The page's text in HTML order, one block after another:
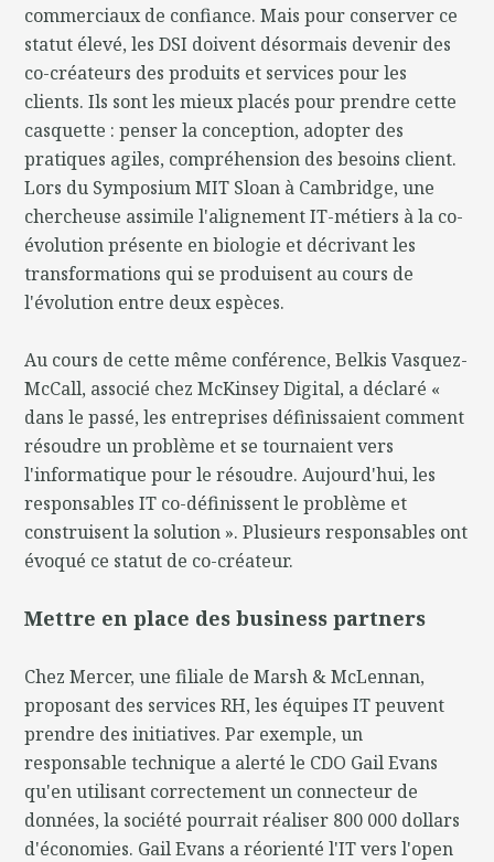
commerciaux de confiance. Mais pour conserver ce
statut élevé, les DSI doivent désormais devenir des
co-créateurs des produits et services pour les
clients. Ils sont les mieux placés pour prendre cette
casquette : penser la conception, adopter des
pratiques agiles, compréhension des besoins client.
Lors du Symposium MIT Sloan à Cambridge, une
chercheuse assimile l'alignement IT-métiers à la co-
évolution présente en biologie et décrivant les
transformations qui se produisent au cours de
l'évolution entre deux espèces.
Au cours de cette même conférence, Belkis Vasquez-
McCall, associé chez McKinsey Digital, a déclaré «
dans le passé, les entreprises définissaient comment
résoudre un problème et se tournaient vers
l'informatique pour le résoudre. Aujourd'hui, les
responsables IT co-définissent le problème et
construisent la solution ». Plusieurs responsables ont
évoqué ce statut de co-créateur.
Mettre en place des business partners
Chez Mercer, une filiale de Marsh & McLennan,
proposant des services RH, les équipes IT peuvent
prendre des initiatives. Par exemple, un
responsable technique a alerté le CDO Gail Evans
qu'en utilisant correctement un connecteur de
données, la société pourrait réaliser 800 000 dollars
d'économies. Gail Evans a réorienté l'IT vers l'open